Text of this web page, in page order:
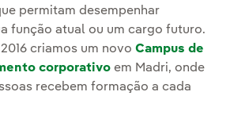
permitam desempenhar
função atual ou um cargo futuro.
criamos um novo Campus de
corporativo em Madri, onde
recebem formação a cada